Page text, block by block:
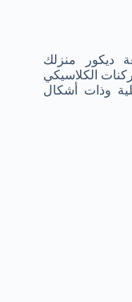
ديكور منزلك
الكلاسيكي
وذات أشكال